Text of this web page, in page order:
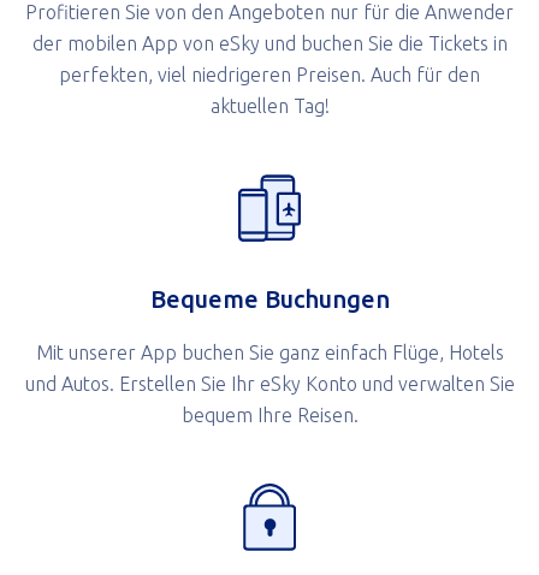
Profitieren Sie von den Angeboten nur für die Anwender
der mobilen App von eSky und buchen Sie die Tickets in
perfekten, viel niedrigeren Preisen. Auch für den
aktuellen Tag!
Bequeme Buchungen
Mit unserer App buchen Sie ganz einfach Flüge, Hotels
und Autos. Erstellen Sie Ihr eSky Konto und verwalten Sie
bequem Ihre Reisen.